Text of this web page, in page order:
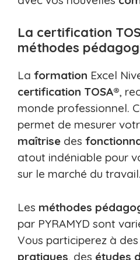
La certification
méthodes
La formation Excel
certification TOSA®,
monde professionnel.
permet de mesurer
maîtrise des
atout indéniable pour
sur le marché du travail.
Les méthodes
par PYRAMYD sont
Vous participerez à des
pratiques, des études